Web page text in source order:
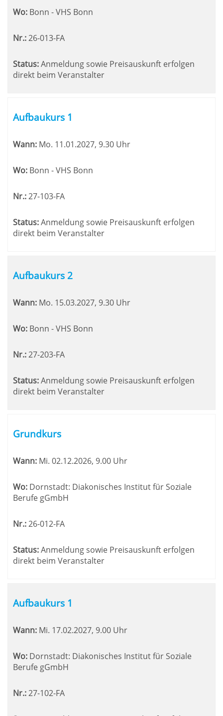
Wo: Bonn - VHS Bonn
Nr.:26-013-FA
Status:Anmeldung sowie Preisauskunft erfolgen
direkt beim Veranstalter
Aufbaukurs 1
Wann: Mo. 11.01.2027, 9.30 Uhr
Wo: Bonn - VHS Bonn
Nr.:27-103-FA
Status:Anmeldung sowie Preisauskunft erfolgen
direkt beim Veranstalter
Aufbaukurs 2
Wann: Mo. 15.03.2027, 9.30 Uhr
Wo: Bonn - VHS Bonn
Nr.:27-203-FA
Status:Anmeldung sowie Preisauskunft erfolgen
direkt beim Veranstalter
Grundkurs
Wann: Mi. 02.12.2026, 9.00 Uhr
Wo: Dornstadt: Diakonisches Institut für Soziale
Berufe gGmbH
Nr.:26-012-FA
Status:Anmeldung sowie Preisauskunft erfolgen
direkt beim Veranstalter
Aufbaukurs 1
Wann: Mi. 17.02.2027, 9.00 Uhr
Wo: Dornstadt: Diakonisches Institut für Soziale
Berufe gGmbH
Nr.:27-102-FA